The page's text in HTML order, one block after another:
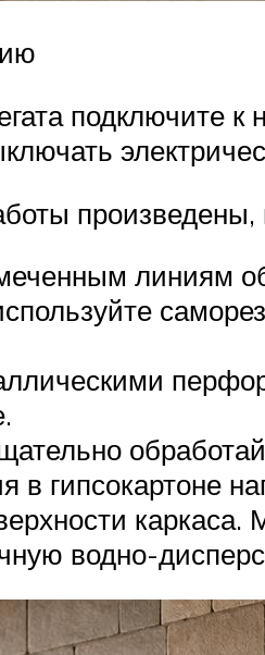
подключите
линиям
в гипсокартоне
водно-